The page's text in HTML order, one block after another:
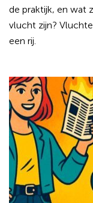
de praktijk, en wat
vlucht zijn?
een rij.